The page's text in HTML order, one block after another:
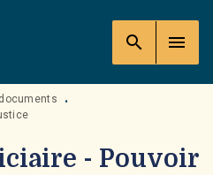
search menu
•
- Pouvoir